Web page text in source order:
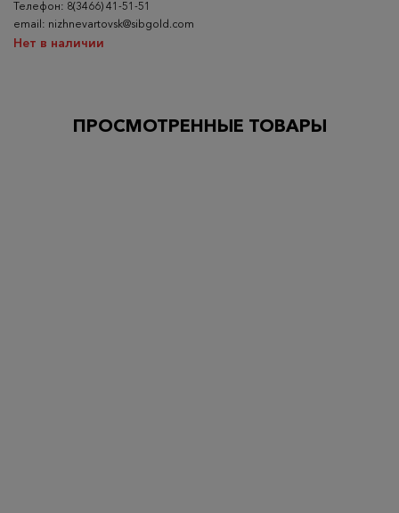
Телефон: 8(3466) 41-51-51
email: nizhnevartovsk@sibgold.com
Нет в наличии
ПРОСМОТРЕННЫЕ ТОВАРЫ